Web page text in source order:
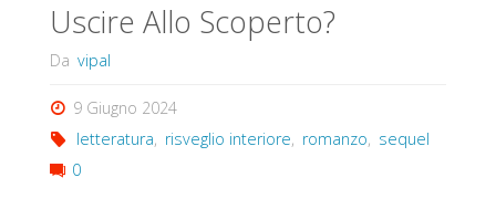
Uscire Allo Scoperto?
Da vipal
9 Giugno 2024
letteratura, risveglio interiore, romanzo, sequel
0